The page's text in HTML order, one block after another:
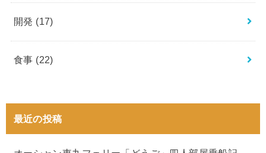
開発 (17)
食事 (22)
最近の投稿